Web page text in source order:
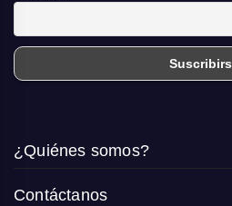
¿Quiénes somos?
Contáctanos